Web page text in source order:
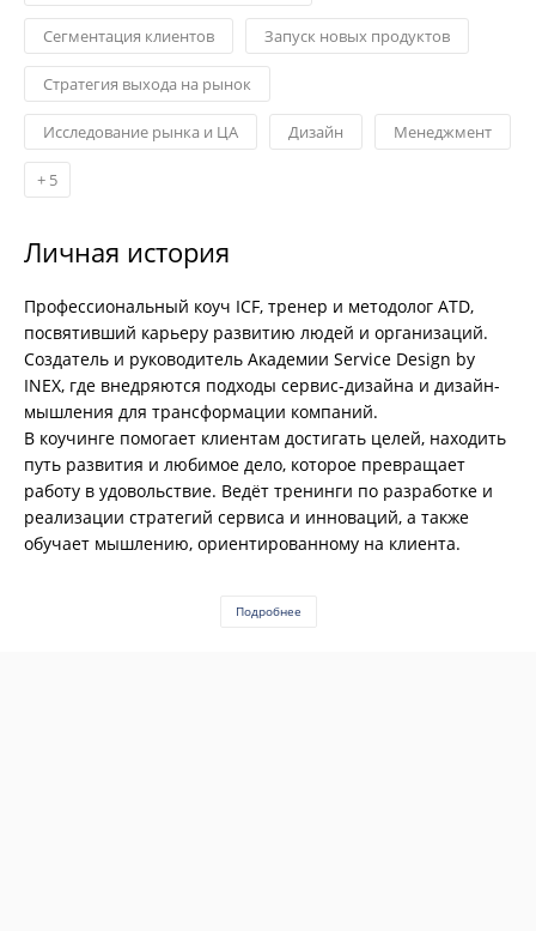
Сегментация клиентов Запуск новых продуктов
Стратегия выхода на рынок
Исследование рынка и ЦА Дизайн Менеджмент
+ 5
Личная история
Профессиональный коуч ICF, тренер и методолог ATD,
посвятивший карьеру развитию людей и организаций.
Создатель и руководитель Академии Service Design by
INEX, где внедряются подходы сервис-дизайна и дизайн-
мышления для трансформации компаний.
В коучинге помогает клиентам достигать целей, находить
путь развития и любимое дело, которое превращает
работу в удовольствие. Ведёт тренинги по разработке и
реализации стратегий сервиса и инноваций, а также
обучает мышлению, ориентированному на клиента.
Подробнее